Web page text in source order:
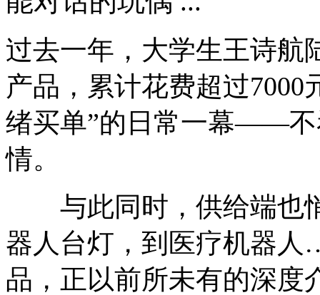
过去一年，大学生王诗航
产品，累计花费超过
绪买单”的日常一幕——不
情。
与此同时，供给端也
器人台灯，到医疗机器
品，正以前所未有的深度